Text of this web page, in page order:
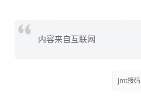
内容来自互联网
jmt接码